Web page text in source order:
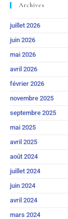
Archives
juillet 2026
juin 2026
mai 2026
avril 2026
février 2026
novembre 2025
septembre 2025
mai 2025
avril 2025
août 2024
juillet 2024
juin 2024
avril 2024
mars 2024